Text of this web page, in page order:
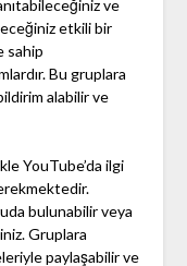
ve
etkili bir
sahip
Bu gruplara
alabilir ve
YouTube’da ilgi
bulunabilir veya
Gruplara
paylaşabilir ve